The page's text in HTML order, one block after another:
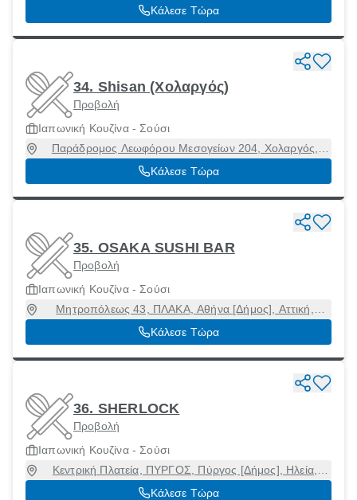
Κάλεσε Τώρα
34. Shisan (Χολαργός)
Προβολή
Ιαπωνική Κουζίνα - Σούσι
Παράδρομος Λεωφόρου Μεσογείων 204, Χολαργός,
Αττική, 15561
Κάλεσε Τώρα
35. OSAKA SUSHI BAR
Προβολή
Ιαπωνική Κουζίνα - Σούσι
Μητροπόλεως 43, ΠΛΑΚΑ, Αθήνα [Δήμος], Αττική,
10556
Κάλεσε Τώρα
36. SHERLOCK
Προβολή
Ιαπωνική Κουζίνα - Σούσι
Κεντρική Πλατεία, ΠΥΡΓΟΣ, Πύργος [Δήμος], Ηλεία,
27131
Κάλεσε Τώρα